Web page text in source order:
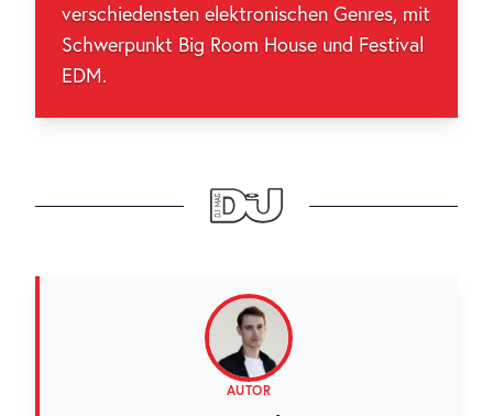
verschiedensten elektronischen Genres, mit
Schwerpunkt Big Room House und Festival
EDM.
AUTOR